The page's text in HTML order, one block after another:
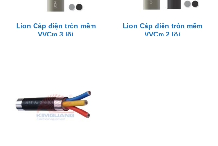
Lion Cáp điện tròn mềm
VVCm 3 lõi
Lion Cáp điện tròn mềm
VVCm 2 lõi